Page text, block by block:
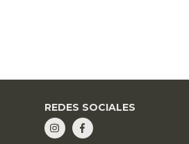
REDES SOCIALES